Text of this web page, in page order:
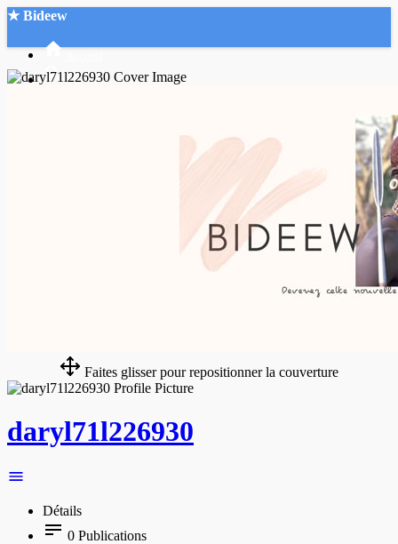
★ Bideew
Faites glisser pour repositionner la couverture
daryl71l226930
Détails
0 Publications